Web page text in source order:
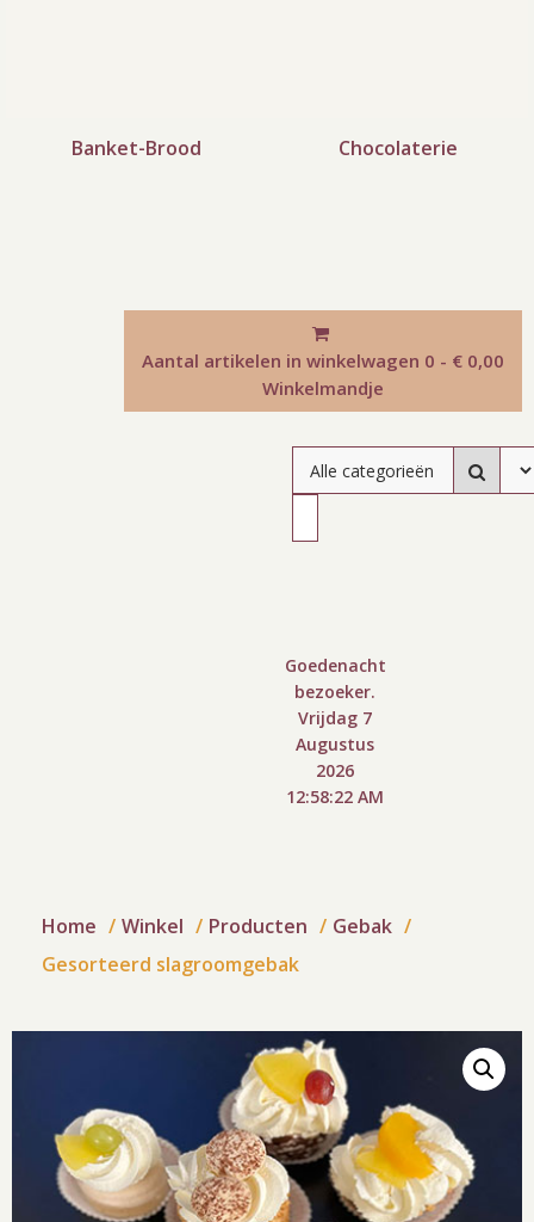
Banket-Brood Chocolaterie
Aantal artikelen in winkelwagen 0 - € 0,00
Winkelmandje
Goedenacht
bezoeker.
Vrijdag 7
Augustus
2026
12:58:23 AM
Home Winkel Producten
Gebak
Gesorteerd slagroomgebak